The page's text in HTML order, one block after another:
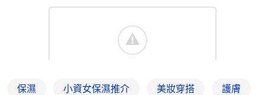
保濕 小資女保濕推介 美妝穿搭 護膚